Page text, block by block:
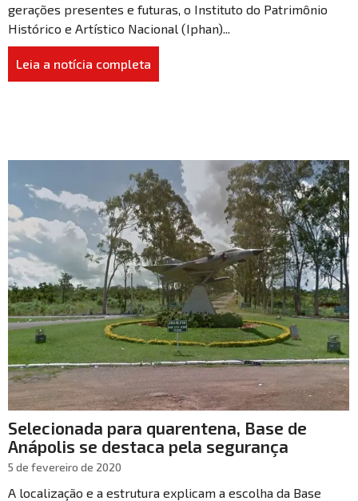
gerações presentes e futuras, o Instituto do Patrimônio
Histórico e Artístico Nacional (Iphan)...
Leia a notícia completa
Selecionada para quarentena, Base de
Anápolis se destaca pela segurança
5 de fevereiro de 2020
A localização e a estrutura explicam a escolha da Base